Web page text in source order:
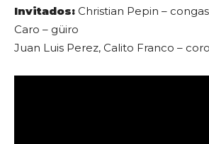
Invitados: Christian Pepin –
Caro – güiro
Juan Luis Perez, Calito Franco –